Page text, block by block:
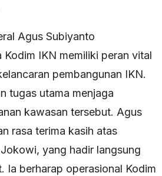
Agus Subiyanto
Kodim IKN memiliki peran vital
pembangunan IKN.
tugas utama menjaga
kawasan tersebut. Agus
rasa terima kasih atas
yang hadir langsung
Ia berharap operasional Kodim